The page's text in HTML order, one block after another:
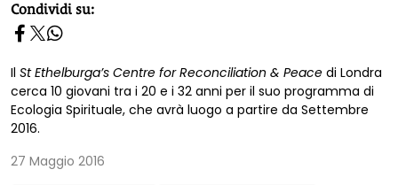
homepage h2
Condividi su:
Il St Ethelburga’s Centre for Reconciliation & Peace di Londra
cerca 10 giovani tra i 20 e i 32 anni per il suo programma di
Ecologia Spirituale, che avrà luogo a partire da Settembre
2016.
27 Maggio 2016